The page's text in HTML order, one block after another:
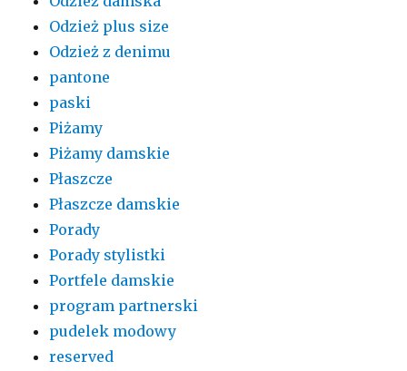
Odzież plus size
Odzież z denimu
pantone
paski
Piżamy
Piżamy damskie
Płaszcze
Płaszcze damskie
Porady
Porady stylistki
Portfele damskie
program partnerski
pudelek modowy
reserved